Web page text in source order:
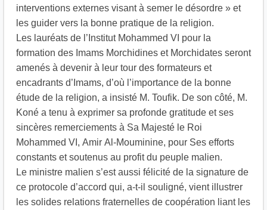
interventions externes visant à semer le désordre » et
les guider vers la bonne pratique de la religion.
Les lauréats de l’Institut Mohammed VI pour la
formation des Imams Morchidines et Morchidates seront
amenés à devenir à leur tour des formateurs et
encadrants d’Imams, d’où l’importance de la bonne
étude de la religion, a insisté M. Toufik. De son côté, M.
Koné a tenu à exprimer sa profonde gratitude et ses
sincères remerciements à Sa Majesté le Roi
Mohammed VI, Amir Al-Mouminine, pour Ses efforts
constants et soutenus au profit du peuple malien.
Le ministre malien s’est aussi félicité de la signature de
ce protocole d’accord qui, a-t-il souligné, vient illustrer
les solides relations fraternelles de coopération liant les